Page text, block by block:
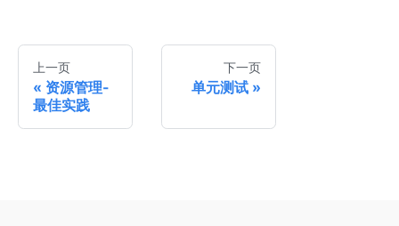
上一页
资源管理-
最佳实践
下一页
单元测试